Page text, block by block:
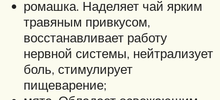
ромашка. Наделяет чай ярким
травяным привкусом,
восстанавливает работу
нервной системы, нейтрализует
боль, стимулирует
пищеварение;